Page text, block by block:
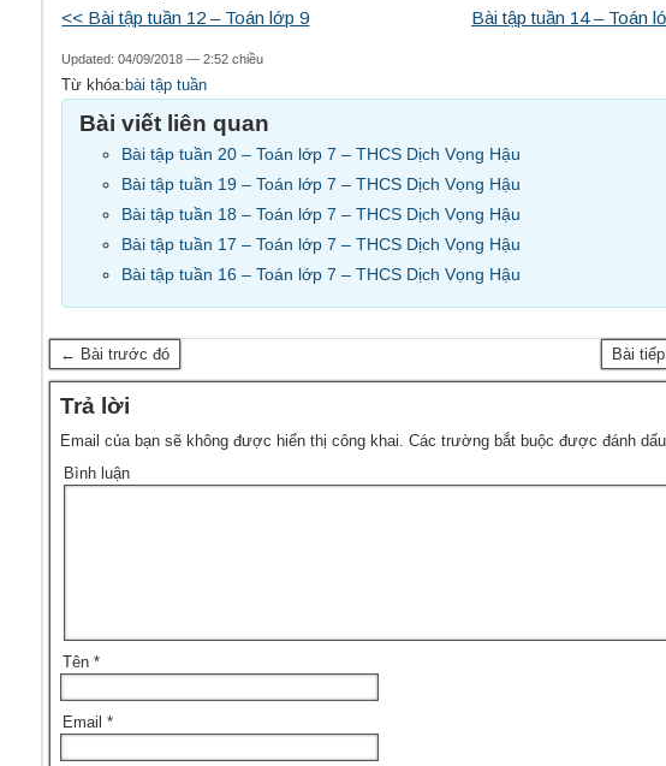
<< Bài tập tuần 12 – Toán lớp 9
Bài tập tuần 14 – Toán
Updated: 04/09/2018 — 2:52 chiều
Từ khóa: bài tập tuần
Bài viết liên quan
Bài tập tuần 20 – Toán lớp 7 – THCS Dịch Vọng Hậu
Bài tập tuần 19 – Toán lớp 7 – THCS Dịch Vọng Hậu
Bài tập tuần 18 – Toán lớp 7 – THCS Dịch Vọng Hậu
Bài tập tuần 17 – Toán lớp 7 – THCS Dịch Vọng Hậu
Bài tập tuần 16 – Toán lớp 7 – THCS Dịch Vọng Hậu
← Bài trước đó Bài
Trả lời
Email của bạn sẽ không được hiển thị công khai. Các trường bắt buộc được đánh
Bình luận
Tên*
Email*